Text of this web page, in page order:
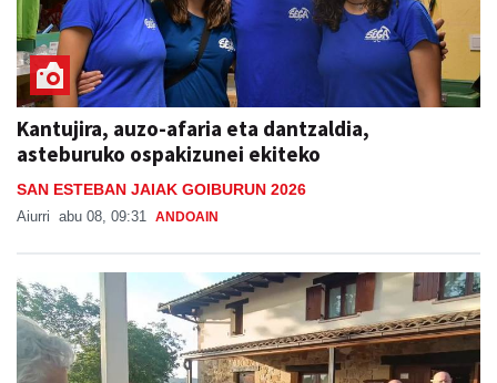
Kantujira, auzo-afaria eta dantzaldia,
asteburuko ospakizunei ekiteko
SAN ESTEBAN JAIAK GOIBURUN 2026
Aiurri abu 08, 09:31 ANDOAIN